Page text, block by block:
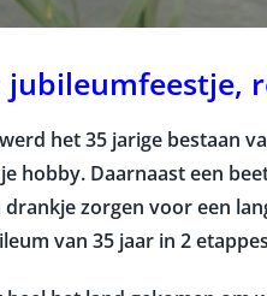
jubileumfeestje,
het 35 jarige bestaan
hobby. Daarnaast een
zorgen voor een
van 35 jaar in 2